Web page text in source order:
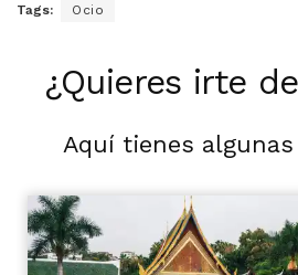
Tags: Ocio
¿Quieres irte
Aquí tienes